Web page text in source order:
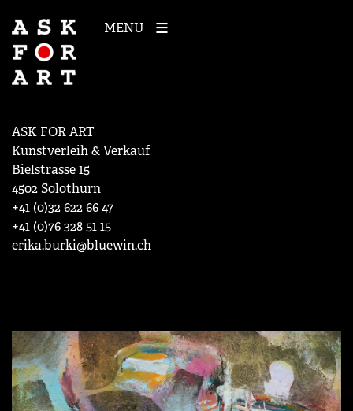
MENU
ASK FOR ART
Kunstverleih & Verkauf
Bielstrasse 15
4502 Solothurn
+41 (0)32 622 66 47
+41 (0)76 328 51 15
erika.burki@bluewin.ch